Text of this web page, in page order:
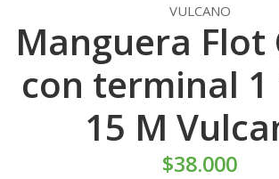
VULCANO
Manguera Flot
con terminal 1
15 M
$38.000